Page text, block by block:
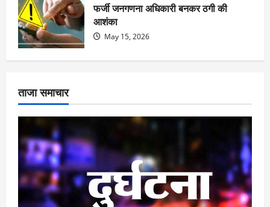
फर्जी जनगणना अधिकारी बनकर ठगी की
आशंका
May 15, 2026
ताजा समाचार